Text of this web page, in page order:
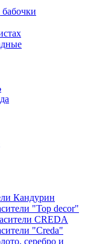
Кандурин
"Top decor"
CREDA
"Creda"
серебро и